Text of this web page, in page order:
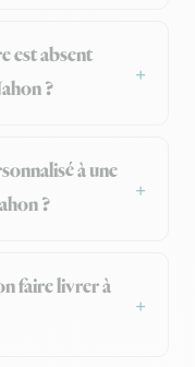
est absent
?
à une
?
faire livrer à